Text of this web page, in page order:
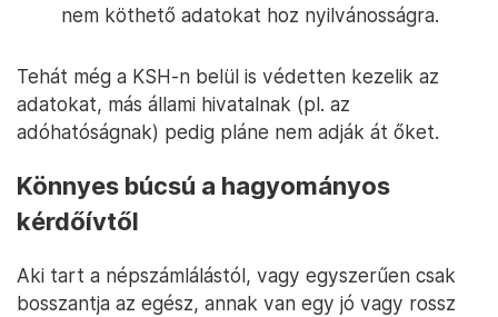
nem köthető adatokat hoz nyilvánosságra.
Tehát még a KSH-n belül is védetten kezelik az
adatokat, más állami hivatalnak (pl. az
adóhatóságnak) pedig pláne nem adják át őket.
Könnyes búcsú a hagyományos
kérdőívtől
Aki tart a népszámlálástól, vagy egyszerűen csak
bosszantja az egész, annak van egy jó vagy rossz